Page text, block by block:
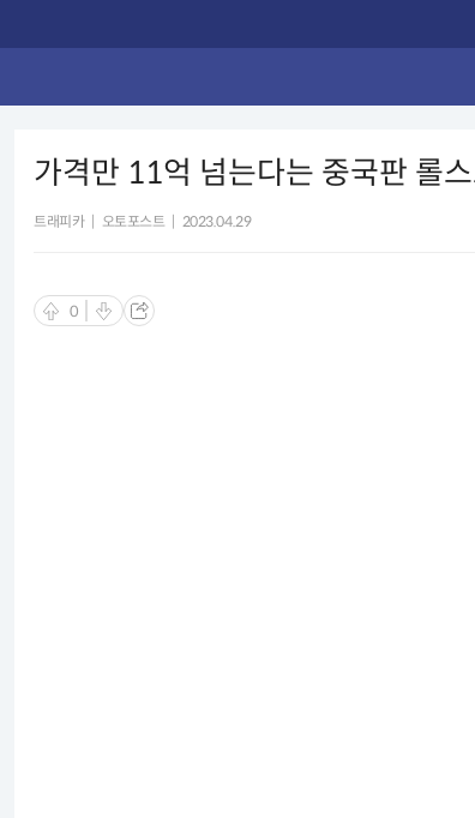
가격만 11억 넘는다는 중국판 롤
트래피카 오토포스트 2023.04.29
0